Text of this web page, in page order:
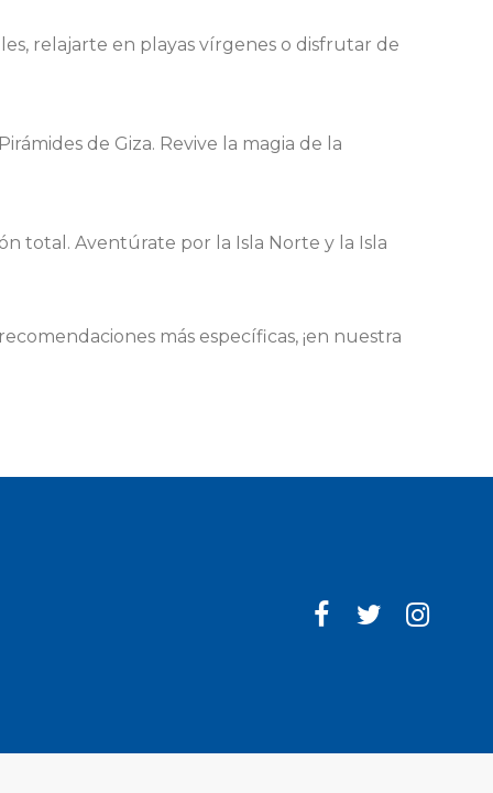
relajarte en playas vírgenes o disfrutar de
de Giza. Revive la magia de la
total. Aventúrate por la Isla Norte y la Isla
más específicas, ¡en nuestra